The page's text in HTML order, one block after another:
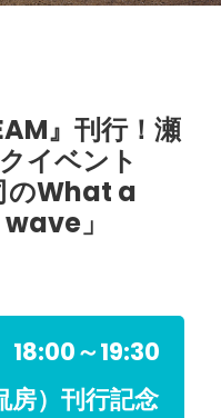
』刊行！瀬
イベント
のWhat a
」
18:00～19:30
房）刊行記念